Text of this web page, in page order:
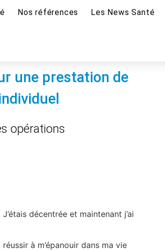
Nos références Les News Santé
une prestation de
opérations
décentrée et maintenant j’ai
à m’épanouir dans ma vie